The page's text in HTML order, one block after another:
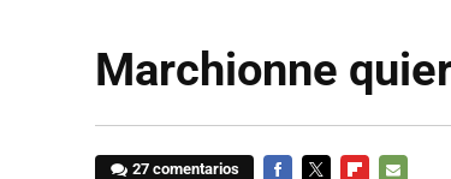
Marchionne
27 comentarios